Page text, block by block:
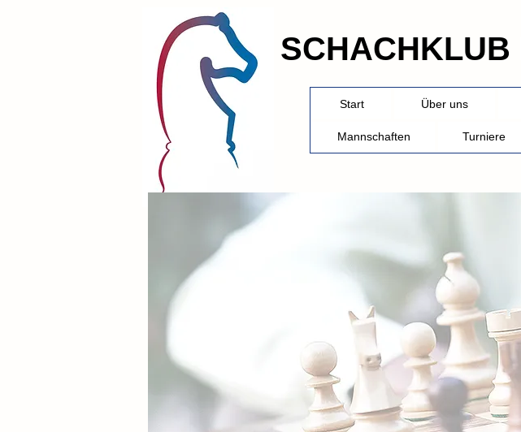
SCHACHKLUB
Start Über uns
Mannschaften Turniere